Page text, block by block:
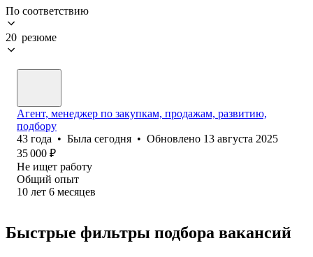
По соответствию
20 резюме
Агент, менеджер по закупкам, продажам, развитию,
подбору
43 года • Была сегодня • Обновлено 13 августа 2025
35 000 ₽
Не ищет работу
Общий опыт
10 лет 6 месяцев
Быстрые фильтры подбора вакансий